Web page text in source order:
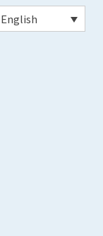
English